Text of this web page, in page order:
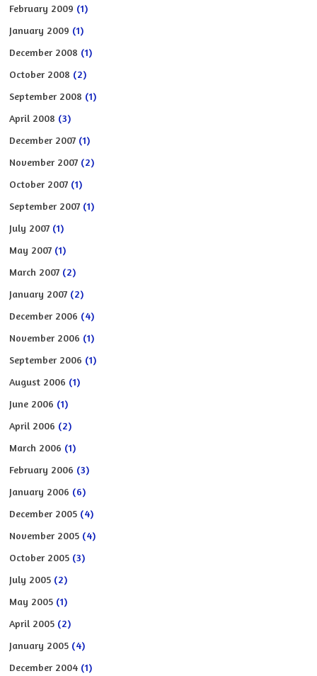
February 2009 (1)
January 2009 (1)
December 2008 (1)
October 2008 (2)
September 2008 (1)
April 2008 (3)
December 2007 (1)
November 2007 (2)
October 2007 (1)
September 2007 (1)
July 2007 (1)
May 2007 (1)
March 2007 (2)
January 2007 (2)
December 2006 (4)
November 2006 (1)
September 2006 (1)
August 2006 (1)
June 2006 (1)
April 2006 (2)
March 2006 (1)
February 2006 (3)
January 2006 (6)
December 2005 (4)
November 2005 (4)
October 2005 (3)
July 2005 (2)
May 2005 (1)
April 2005 (2)
January 2005 (4)
December 2004 (1)